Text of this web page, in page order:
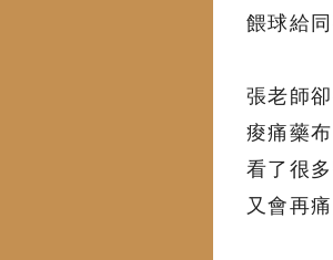
餵球給
張老師
痠痛藥
看了很
又會再痛